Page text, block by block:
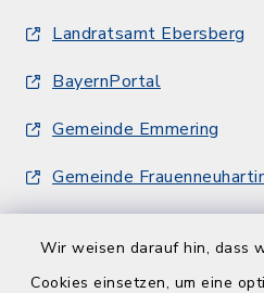
Wir weisen darauf hin, dass
Cookies einsetzen, um eine
Landratsamt Ebersberg
BayernPortal
Gemeinde Emmering
Gemeinde